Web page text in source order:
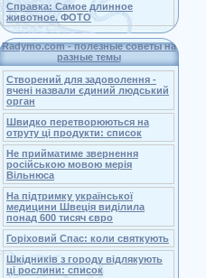
Справка: Самое длинное
животное. ФОТО
Radymo.com - полезные советы на
разные темы
Створений для задоволення -
вчені назвали єдиний людський
орган
Швидко перетворюються на
отруту ці продукти: список
Не прийматиме звернення
російською мовою мерія
Вільнюса
На підтримку української
медицини Швеція виділила
понад 600 тисяч євро
Горіховий Спас: коли святкують
Шкідників з городу відлякують
ці рослини: список